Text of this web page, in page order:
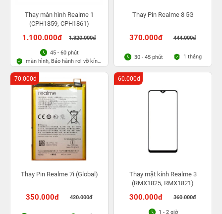
Thay màn hình Realme 1
(CPH1859, CPH1861)
1.100.000đ 1.320.000đ
45 - 60 phút
màn hình, Bảo hành rơi vỡ kính
1 lần trong 3 tháng
Thay Pin Realme 8 5G
370.000đ 444.000đ
30 - 45 phút 1 tháng
Thay Pin Realme 7i (Global)
350.000đ 420.000đ
-70.000đ
Thay mặt kính Realme 3
(RMX1825, RMX1821)
300.000đ 360.000đ
-60.000đ
1 - 2 giờ